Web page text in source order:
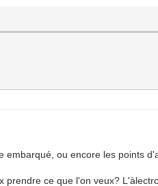
ou encore les points
prendre ce que l'on veux?